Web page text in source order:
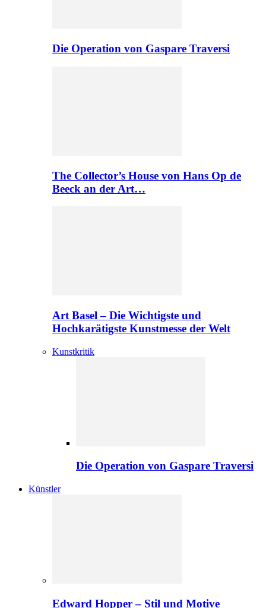
Die Operation von Gaspare Traversi
The Collector’s House von Hans Op de
Beeck an der Art…
Art Basel – Die Wichtigste und
Hochkarätigste Kunstmesse der Welt
Kunstkritik
Die Operation von Gaspare Traversi
Künstler
Edward Hopper – Stil und Motive